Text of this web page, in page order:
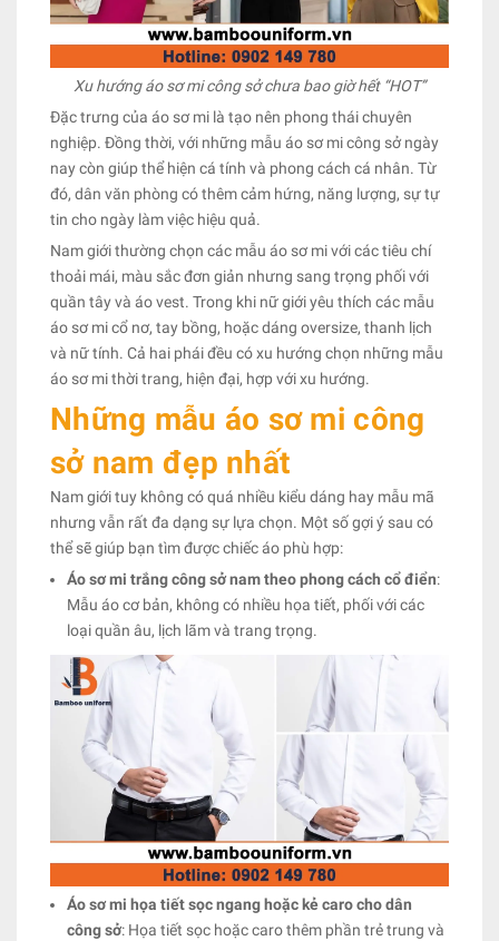
Xu hướng áo sơ mi công sở chưa bao giờ hết “HOT”
Đặc trưng của áo sơ mi là tạo nên phong thái chuyên
nghiệp. Đồng thời, với những mẫu áo sơ mi công sở ngày
nay còn giúp thể hiện cá tính và phong cách cá nhân. Từ
đó, dân văn phòng có thêm cảm hứng, năng lượng, sự tự
tin cho ngày làm việc hiệu quả.
Nam giới thường chọn các mẫu áo sơ mi với các tiêu chí
thoải mái, màu sắc đơn giản nhưng sang trọng phối với
quần tây và áo vest. Trong khi nữ giới yêu thích các mẫu
áo sơ mi cổ nơ, tay bồng, hoặc dáng oversize, thanh lịch
và nữ tính. Cả hai phái đều có xu hướng chọn những mẫu
áo sơ mi thời trang, hiện đại, hợp với xu hướng.
Những mẫu áo sơ mi công
sở nam đẹp nhất
Nam giới tuy không có quá nhiều kiểu dáng hay mẫu mã
nhưng vẫn rất đa dạng sự lựa chọn. Một số gợi ý sau có
thể sẽ giúp bạn tìm được chiếc áo phù hợp:
Áo sơ mi trắng công sở nam theo phong cách cổ điển:
Mẫu áo cơ bản, không có nhiều họa tiết, phối với các
loại quần âu, lịch lãm và trang trọng.
Áo sơ mi họa tiết sọc ngang hoặc kẻ caro cho dân
công sở: Họa tiết sọc hoặc caro thêm phần trẻ trung và